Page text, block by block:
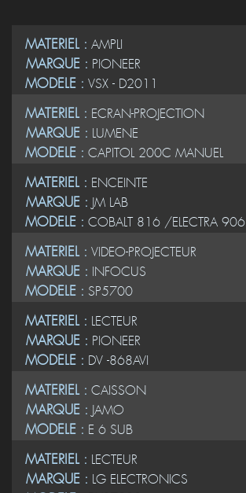
MATERIEL : AMPLI
MARQUE : PIONEER
MODELE : VSX - D2011
MATERIEL : ECRAN-PROJECTION
MARQUE : LUMENE
MODELE : CAPITOL 200C MANUEL
MATERIEL : ENCEINTE
MARQUE :JM LAB
MODELE : COBALT 816 /ELECTRA 906
MATERIEL : VIDEO-PROJECTEUR
MARQUE : INFOCUS
MODELE : SP5700
MATERIEL : LECTEUR
MARQUE : PIONEER
MODELE : DV -868AVI
MATERIEL : CAISSON
MARQUE :JAMO
MODELE : E 6 SUB
MATERIEL : LECTEUR
MARQUE : LG ELECTRONICS